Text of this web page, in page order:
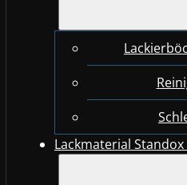
Lackmaterial